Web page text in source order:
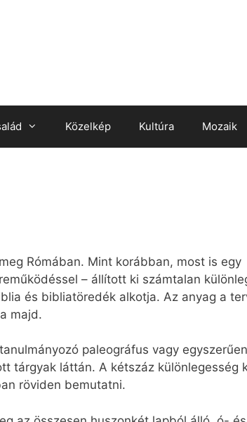
Közelkép Kultúra Mozaik
Rómában. Mint korábban, most is egy
– állított ki számtalan
és bibliatöredék alkotja. Az anyag a
majd.
paleográfus vagy
tárgyak láttán. A kétszáz különlegesség
röviden bemutatni.